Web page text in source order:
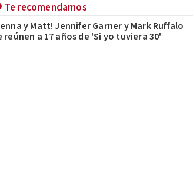
Te recomendamos
y Matt! Jennifer Garner y Mark Ruffalo
reúnen a 17 años de 'Si yo tuviera 30'